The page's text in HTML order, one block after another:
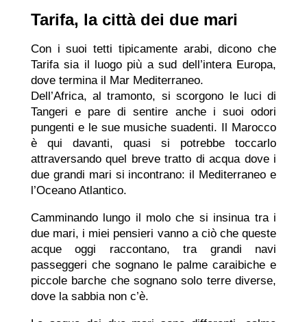
Tarifa, la città dei due mari
Con i suoi tetti tipicamente arabi, dicono che
Tarifa sia il luogo più a sud dell’intera Europa,
dove termina il Mar Mediterraneo.
Dell’Africa, al tramonto, si scorgono le luci di
Tangeri e pare di sentire anche i suoi odori
pungenti e le sue musiche suadenti. Il Marocco
è qui davanti, quasi si potrebbe toccarlo
attraversando quel breve tratto di acqua dove i
due grandi mari si incontrano: il Mediterraneo e
l’Oceano Atlantico.
Camminando lungo il molo che si insinua tra i
due mari, i miei pensieri vanno a ciò che queste
acque oggi raccontano, tra grandi navi
passeggeri che sognano le palme caraibiche e
piccole barche che sognano solo terre diverse,
dove la sabbia non c’è.